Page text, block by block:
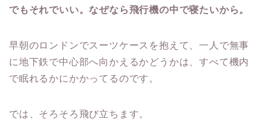
でもそれでいい。なぜなら飛行機の中で寝たいから。
早朝のロンドンでスーツケースを抱えて、一人で無事
に地下鉄で中心部へ向かえるかどうかは、すべて機内
で眠れるかにかかってるのです。
では、そろそろ飛び立ちます。